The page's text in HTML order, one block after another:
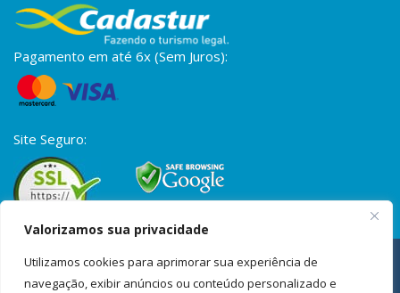
Valorizamos sua privacidade
Utilizamos cookies para aprimorar sua experiência de
navegação, exibir anúncios ou conteúdo personalizado e
Pagamento em até 6x (Sem Juros):
Site Seguro:
passaportes e documentação internacional. Não possuímos
vínculo com órgãos governamentais. Os trâmites também podem